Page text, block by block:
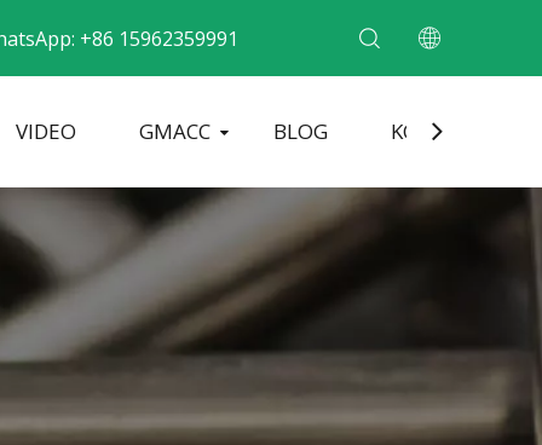
+86 15962359991
VIDEO GMACC BLOG KONTAKT